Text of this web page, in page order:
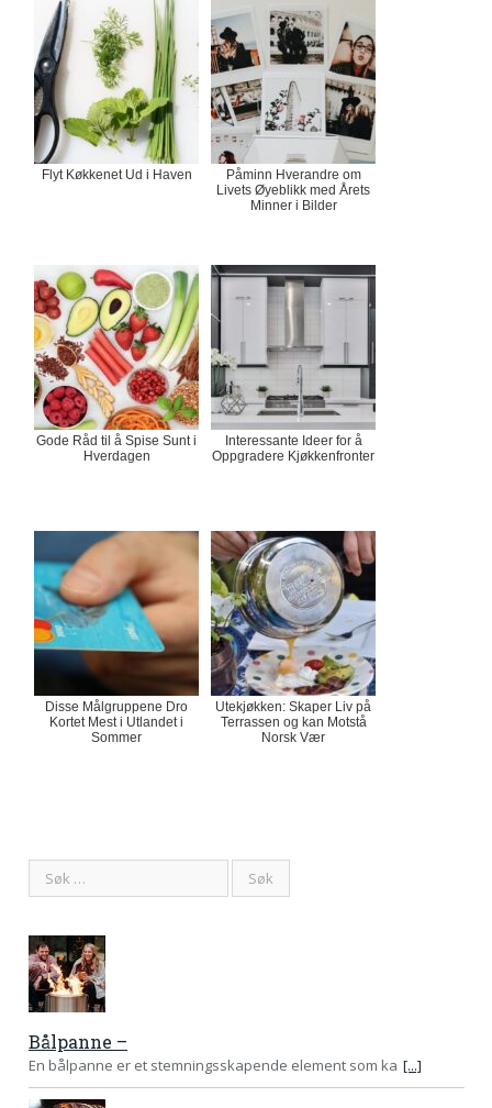
Flyt Køkkenet Ud i Haven
Påminn Hverandre om
Livets Øyeblikk med Årets
Minner i Bilder
Gode Råd til å Spise Sunt i
Hverdagen
Interessante Ideer for å
Oppgradere Kjøkkenfronter
Disse Målgruppene Dro
Kortet Mest i Utlandet i
Sommer
Utekjøkken: Skaper Liv på
Terrassen og kan Motstå
Norsk Vær
Bålpanne –
En bålpanne er et stemningsskapende element som ka [...]